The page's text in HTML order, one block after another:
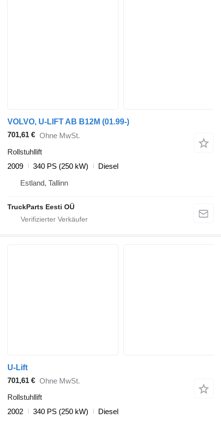
VOLVO, U-LIFT AB B12M (01.99-)
701,61 € Ohne MwSt.
Rollstuhllift
2009
340 PS (250 kW)
Diesel
Estland, Tallinn
TruckParts Eesti OÜ
U-Lift
701,61 € Ohne MwSt.
Rollstuhllift
2002
340 PS (250 kW)
Diesel